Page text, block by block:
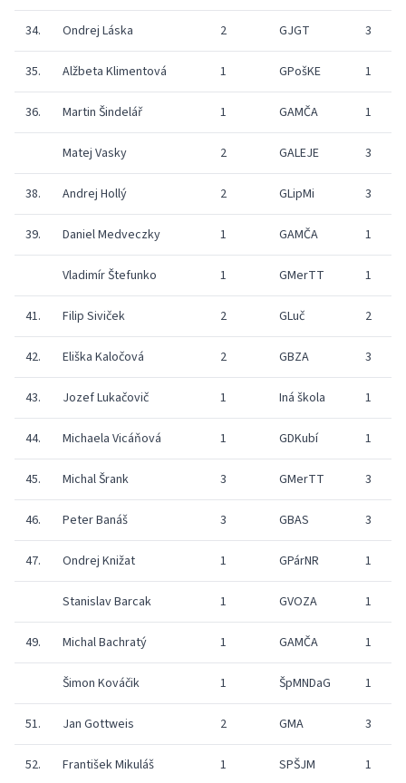
34. Ondrej Láska 2 GJGT 3
35. Alžbeta Klimentová 1 GPošKE 1
36. Martin Šindelář 1 GAMČA 1
Matej Vasky 2 GALEJE 3
38. Andrej Hollý 2 GLipMi 3
39. Daniel Medveczky 1 GAMČA 1
Vladimír Štefunko 1 GMerTT 1
41. Filip Siviček 2 GLuč 2
42. Eliška Kaločová 2 GBZA 3
43. Jozef Lukačovič 1 Iná škola 1
44. Michaela Vicáňová 1 GDKubí 1
45. Michal Šrank 3 GMerTT 3
46. Peter Banáš 3 GBAS 3
47. Ondrej Knižat 1 GPárNR 1
Stanislav Barcak 1 GVOZA 1
49. Michal Bachratý 1 GAMČA 1
Šimon Kováčik 1 ŠpMNDaG 1
51. Jan Gottweis 2 GMA 3
52. František Mikuláš 1 SPŠJM 1